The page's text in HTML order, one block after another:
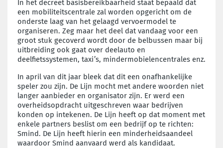
In het decreet basisbereikbaarheid staat bepaald dat
een mobiliteitscentrale zal worden opgericht om de
onderste laag van het gelaagd vervoermodel te
organiseren. Zeg maar het deel dat vandaag voor een
groot stuk gecoverd wordt door de belbussen maar bij
uitbreiding ook gaat over deelauto en
deelfietssystemen, taxi’s, mindermobielencentrales enz.
In april van dit jaar bleek dat dit een onafhankelijke
speler zou zijn. De Lijn mocht met andere woorden niet
langer aanbieder en organisator zijn. Er werd een
overheidsopdracht uitgeschreven waar bedrijven
konden op intekenen. De Lijn heeft op dat moment met
enkele partners beslist om een bedrijf op te richten:
Smind. De Lijn heeft hierin een minderheidsaandeel
waardoor Smind aanvaard werd als kandidaat.